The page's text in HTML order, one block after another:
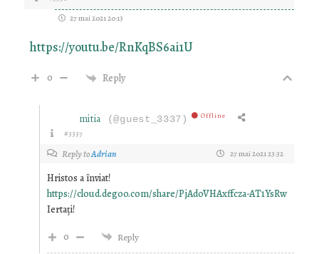
27 mai 2021 20:13
https://youtu.be/RnKqBS6ai1U
0 Reply
mitia (@guest_3337) Offline
#3337
Reply toAdrian 27 mai 2021 23:32
Hristos a înviat!
https://cloud.degoo.com/share/PjAdoVHAxffcza-AT1YsRw
Iertați!
0
Reply